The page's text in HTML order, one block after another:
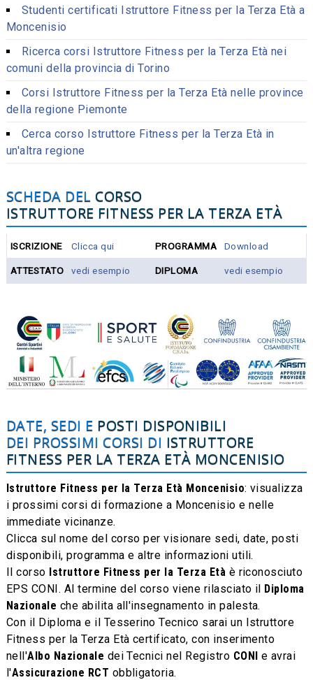
Studenti certificati Istruttore Fitness per la Terza Età a
Moncenisio
Ricerca corsi Istruttore Fitness per la Terza Età nei
comuni della provincia di Torino
Corsi Istruttore Fitness per la Terza Età nelle province
della regione Piemonte
Cerca corso Istruttore Fitness per la Terza Età in
un'altra regione
SCHEDA DELCORSO
ISTRUTTORE FITNESS PER LA TERZA ETÀ
ISCRIZIONE Clicca qui PROGRAMMA Download
ATTESTATO vedi esempio DIPLOMA vedi esempio
DATE, SEDI E POSTI DISPONIBILI
DEI PROSSIMI CORSI DI ISTRUTTORE
FITNESS PER LA TERZA ETÀ MONCENISIO
Istruttore Fitness per la Terza Età Moncenisio: visualizza
i prossimi corsi di formazione a Moncenisio e nelle
immediate vicinanze.
Clicca sul nome del corso per visionare sedi, date, posti
disponibili, programma e altre informazioni utili.
Il corso Istruttore Fitness per la Terza Età è riconosciuto
EPS CONI. Al termine del corso viene rilasciato il Diploma
Nazionale che abilita all'insegnamento in palesta.
Con il Diploma e il Tesserino Tecnico sarai un Istruttore
Fitness per la Terza Età certificato, con inserimento
nell'Albo Nazionale dei Tecnici nel Registro CONI e avrai
l'Assicurazione RCT obbligatoria.